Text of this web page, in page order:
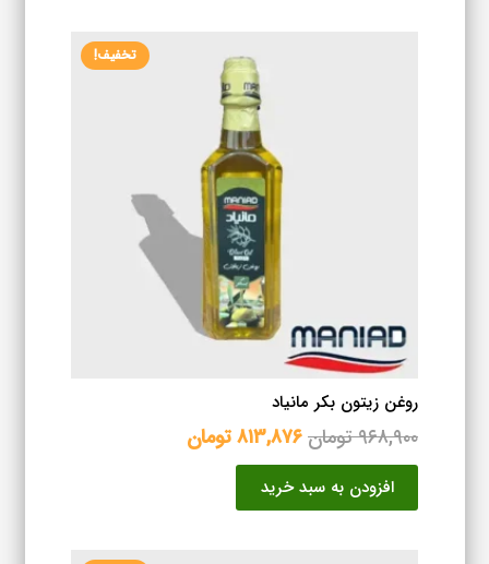
تخفیف!
روغن زیتون بکر مانیاد
۹۶۸,۹۰۰تومانقیمت
اصلی
بود.
۸۱۳,۸۷۶تومان
افزودن به سبد خرید